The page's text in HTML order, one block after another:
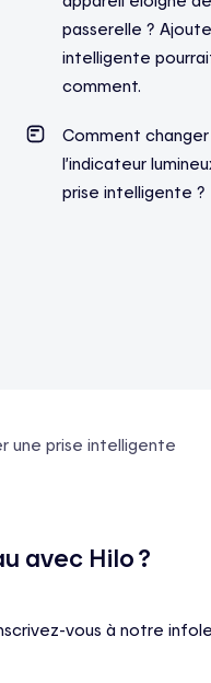
passerelle ?
intelligente
comment.
Comment
l’indicateur
prise intelligente ?
une prise intelligente
avec Hilo ?
vous à notre